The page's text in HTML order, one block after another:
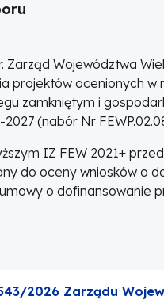
Zarząd Województwa
projektów ocenionych w
zamkniętym i
2027 (nabór Nr
IZ FEW 2021+
do oceny wniosków o
o dofinansowanie
2026 Zarządu